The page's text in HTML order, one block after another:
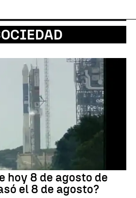
hoy 8 de agosto de
el 8 de agosto?